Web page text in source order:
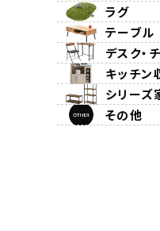
ラグ
テーブル
デスク・
キッチン
シリーズ
その他